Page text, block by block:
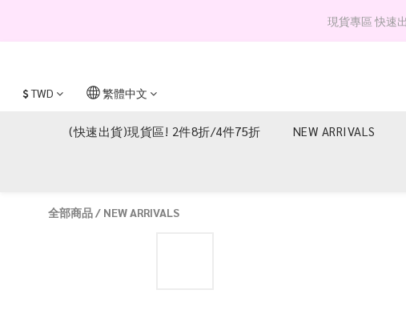
現貨專區 快速
$TWD 繁體中文
(快速出貨)現貨區! 2件8折/4件75折 NEW ARRIVALS
全部商品/ NEW ARRIVALS